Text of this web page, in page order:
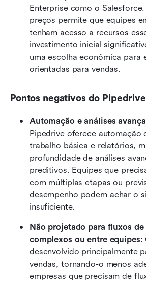
Enterprise como o
preços permite que equipes
tenham acesso a recursos
investimento inicial
uma escolha econômica para
orientadas para vendas.
Pontos negativos do Pipedrive
Automação e análises
Pipedrive oferece automação
trabalho básica e relatórios,
profundidade de análises
preditivos. Equipes que
com múltiplas etapas ou
desempenho podem achar o
insuficiente.
Não projetado para fluxos
complexos ou entre equipes:
desenvolvido principalmente
vendas, tornando-o menos
empresas que precisam de